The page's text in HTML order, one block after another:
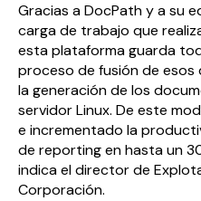
Gracias aDocPathy a su
carga de trabajo que
esta plataforma guarda
proceso de fusión de
la generación de los
servidor Linux. De este
e incrementado la
de reporting en hasta un
indica el director de
Corporación.